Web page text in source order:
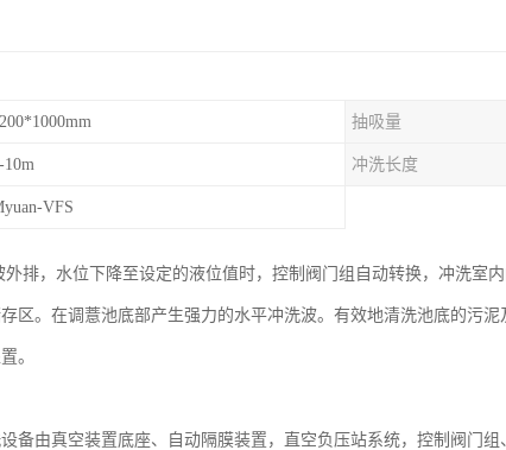
抽吸量
10m 冲洗长度
VFS
外排，水位下降至设定的液位值时，控制阀门组自动转换，冲洗室
区。在调薏池底部产生强力的水平冲洗波。有效地清洗池底的污
。
备由真空装置底座、自动隔膜装置，直空负压站系统，控制阀门组